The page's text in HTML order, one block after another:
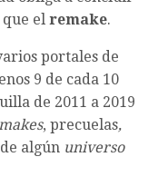
el remake.
portales de
9 de cada 10
de 2011 a 2019
, precuelas,
algún universo